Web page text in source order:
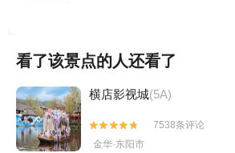
看了该景点的人还看了
横店影视城(5A)


7538条评论
金华·东阳市